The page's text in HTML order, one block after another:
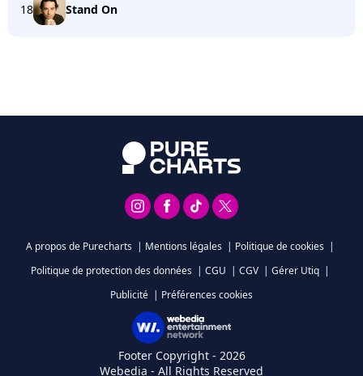
18 Stand On
A propos de Purecharts | Mentions légales | Politique de cookies |
Politique de protection des données | CGU | CGV | Gérer Utiq |
Publicité | Préférences cookies
Footer Copyright - 2026
Webedia - All Rights Reserved